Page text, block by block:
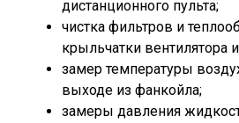
дистанционного пульта;
чистка фильтров и
крыльчатки вентилятора
замер температуры
выходе из фанкойла;
замеры давления